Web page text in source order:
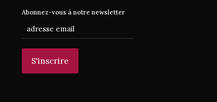
Abonnez-vous à notre newsletter